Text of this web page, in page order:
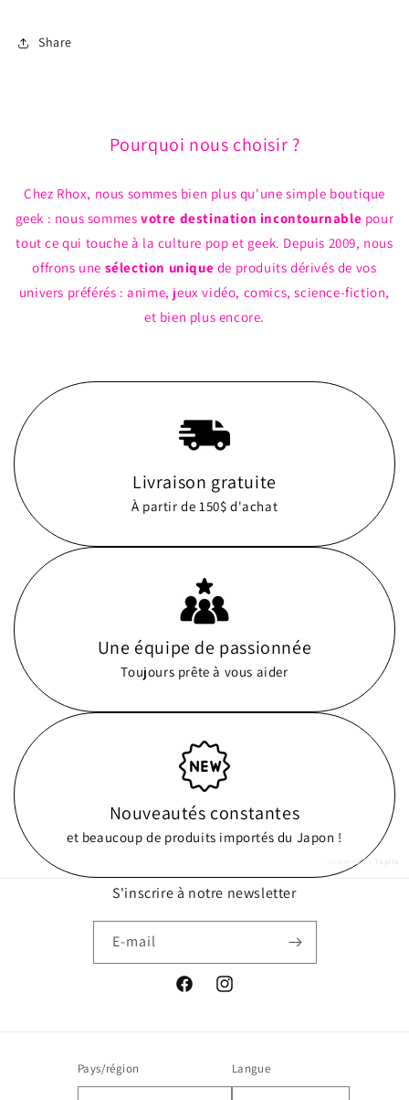
Share
Pourquoi nous choisir ?
Chez Rhox, nous sommes bien plus qu'une simple boutique
geek : nous sommesvotre destination incontournable pour
tout ce qui touche à la culture pop et geek. Depuis 2009, nous
offrons une sélection unique de produits dérivés de vos
univers préférés : anime, jeux vidéo, comics, science-fiction,
et bien plus encore.
Livraison gratuite
À partir de 150$ d'achat
Une équipe de passionnée
Toujours prête à vous aider
Nouveautés constantes
et beaucoup de produits importés du Japon !
powered by
S'inscrire à notre newsletter
E-mail
FacebookInstagram
Pays/région Langue